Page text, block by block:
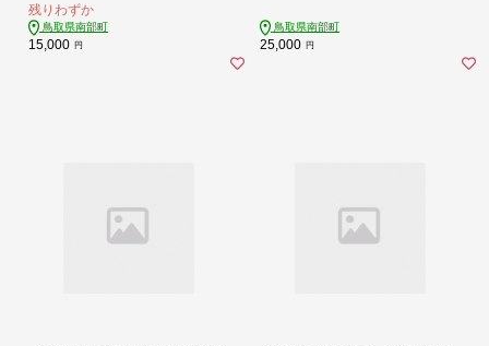
残りわずか
鳥取県南部町
15,000 円
鳥取県南部町
25,000 円